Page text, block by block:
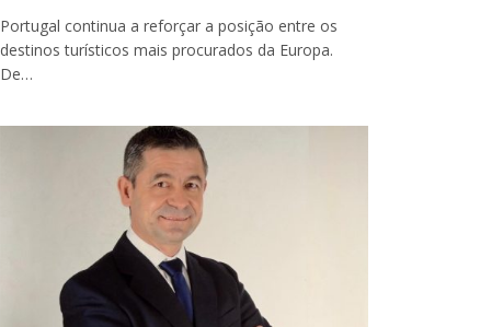
Portugal continua a reforçar a posição entre os
destinos turísticos mais procurados da Europa.
De…